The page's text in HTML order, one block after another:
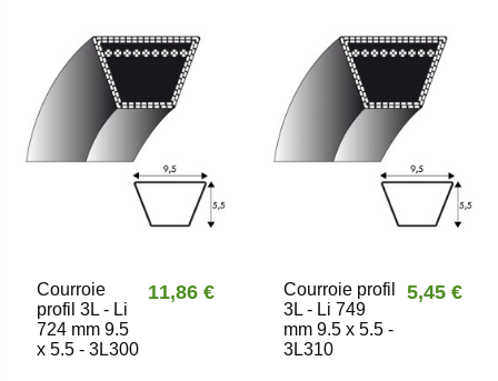
Courroie
profil 3L - Li
724 mm 9.5
x 5.5 - 3L300
11,86 €
Courroie profil
3L - Li 749
mm 9.5 x 5.5 -
3L310
5,45 €